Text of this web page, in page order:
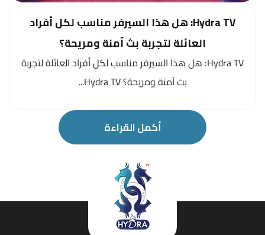
Hydra TV: هل هذا السيرفر مناسب لكل أفراد
العائلة لتجربة بث آمنة ومريحة؟
Hydra TV: هل هذا السيرفر مناسب لكل أفراد العائلة لتجربة
بث آمنة ومريحة؟ Hydra TV...
أكمل القراءة